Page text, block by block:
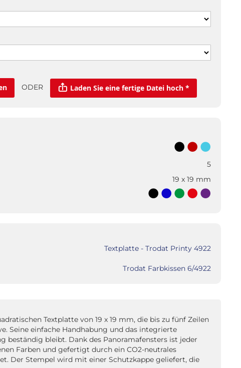
ODER Laden Sie eine fertige Datei hoch *
5
19 x 19 mm
Textplatte - Trodat Printy 4922
Trodat Farbkissen 6/4922
Textplatte von 19 x 19 mm, die bis zu fünf Zeilen
Seine einfache Handhabung und das integrierte
beständig bleibt. Dank des Panoramafensters ist jeder
Farben und gefertigt durch ein CO2-neutrales
Der Stempel wird mit einer Schutzkappe geliefert, die